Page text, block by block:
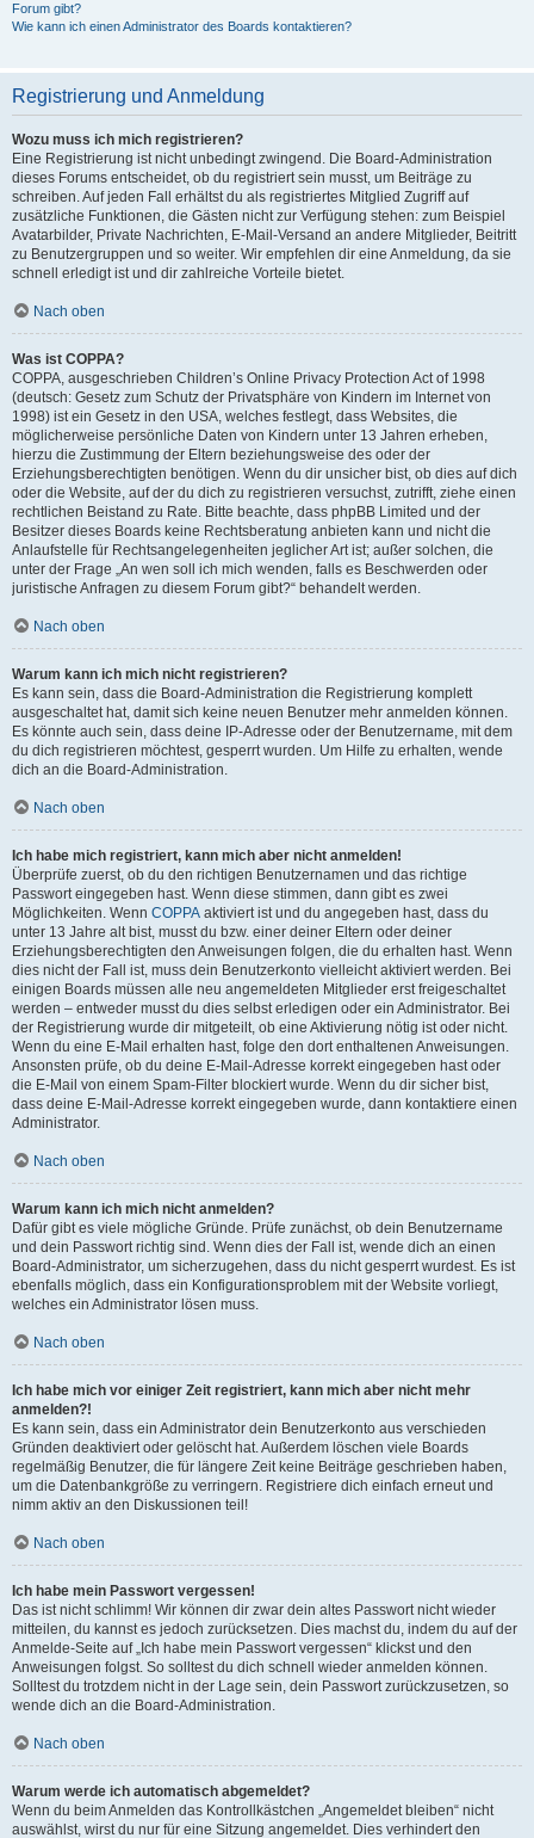
Forum gibt?
Wie kann ich einen Administrator des Boards kontaktieren?
Registrierung und Anmeldung
Wozu muss ich mich registrieren?
Eine Registrierung ist nicht unbedingt zwingend. Die Board-Administration
dieses Forums entscheidet, ob du registriert sein musst, um Beiträge zu
schreiben. Auf jeden Fall erhältst du als registriertes Mitglied Zugriff auf
zusätzliche Funktionen, die Gästen nicht zur Verfügung stehen: zum Beispiel
Avatarbilder, Private Nachrichten, E-Mail-Versand an andere Mitglieder, Beitritt
zu Benutzergruppen und so weiter. Wir empfehlen dir eine Anmeldung, da sie
schnell erledigt ist und dir zahlreiche Vorteile bietet.
Nach oben
Was ist COPPA?
COPPA, ausgeschrieben Children’s Online Privacy Protection Act of 1998
(deutsch: Gesetz zum Schutz der Privatsphäre von Kindern im Internet von
1998) ist ein Gesetz in den USA, welches festlegt, dass Websites, die
möglicherweise persönliche Daten von Kindern unter 13 Jahren erheben,
hierzu die Zustimmung der Eltern beziehungsweise des oder der
Erziehungsberechtigten benötigen. Wenn du dir unsicher bist, ob dies auf dich
oder die Website, auf der du dich zu registrieren versuchst, zutrifft, ziehe einen
rechtlichen Beistand zu Rate. Bitte beachte, dass phpBB Limited und der
Besitzer dieses Boards keine Rechtsberatung anbieten kann und nicht die
Anlaufstelle für Rechtsangelegenheiten jeglicher Art ist; außer solchen, die
unter der Frage „An wen soll ich mich wenden, falls es Beschwerden oder
juristische Anfragen zu diesem Forum gibt?“ behandelt werden.
Nach oben
Warum kann ich mich nicht registrieren?
Es kann sein, dass die Board-Administration die Registrierung komplett
ausgeschaltet hat, damit sich keine neuen Benutzer mehr anmelden können.
Es könnte auch sein, dass deine IP-Adresse oder der Benutzername, mit dem
du dich registrieren möchtest, gesperrt wurden. Um Hilfe zu erhalten, wende
dich an die Board-Administration.
Nach oben
Ich habe mich registriert, kann mich aber nicht anmelden!
Überprüfe zuerst, ob du den richtigen Benutzernamen und das richtige
Passwort eingegeben hast. Wenn diese stimmen, dann gibt es zwei
Möglichkeiten. Wenn COPPA aktiviert ist und du angegeben hast, dass du
unter 13 Jahre alt bist, musst du bzw. einer deiner Eltern oder deiner
Erziehungsberechtigten den Anweisungen folgen, die du erhalten hast. Wenn
dies nicht der Fall ist, muss dein Benutzerkonto vielleicht aktiviert werden. Bei
einigen Boards müssen alle neu angemeldeten Mitglieder erst freigeschaltet
werden – entweder musst du dies selbst erledigen oder ein Administrator. Bei
der Registrierung wurde dir mitgeteilt, ob eine Aktivierung nötig ist oder nicht.
Wenn du eine E-Mail erhalten hast, folge den dort enthaltenen Anweisungen.
Ansonsten prüfe, ob du deine E-Mail-Adresse korrekt eingegeben hast oder
die E-Mail von einem Spam-Filter blockiert wurde. Wenn du dir sicher bist,
dass deine E-Mail-Adresse korrekt eingegeben wurde, dann kontaktiere einen
Administrator.
Nach oben
Warum kann ich mich nicht anmelden?
Dafür gibt es viele mögliche Gründe. Prüfe zunächst, ob dein Benutzername
und dein Passwort richtig sind. Wenn dies der Fall ist, wende dich an einen
Board-Administrator, um sicherzugehen, dass du nicht gesperrt wurdest. Es ist
ebenfalls möglich, dass ein Konfigurationsproblem mit der Website vorliegt,
welches ein Administrator lösen muss.
Nach oben
Ich habe mich vor einiger Zeit registriert, kann mich aber nicht mehr
anmelden?!
Es kann sein, dass ein Administrator dein Benutzerkonto aus verschieden
Gründen deaktiviert oder gelöscht hat. Außerdem löschen viele Boards
regelmäßig Benutzer, die für längere Zeit keine Beiträge geschrieben haben,
um die Datenbankgröße zu verringern. Registriere dich einfach erneut und
nimm aktiv an den Diskussionen teil!
Nach oben
Ich habe mein Passwort vergessen!
Das ist nicht schlimm! Wir können dir zwar dein altes Passwort nicht wieder
mitteilen, du kannst es jedoch zurücksetzen. Dies machst du, indem du auf der
Anmelde-Seite auf „Ich habe mein Passwort vergessen“ klickst und den
Anweisungen folgst. So solltest du dich schnell wieder anmelden können.
Solltest du trotzdem nicht in der Lage sein, dein Passwort zurückzusetzen, so
wende dich an die Board-Administration.
Nach oben
Warum werde ich automatisch abgemeldet?
Wenn du beim Anmelden das Kontrollkästchen „Angemeldet bleiben“ nicht
auswählst, wirst du nur für eine Sitzung angemeldet. Dies verhindert den